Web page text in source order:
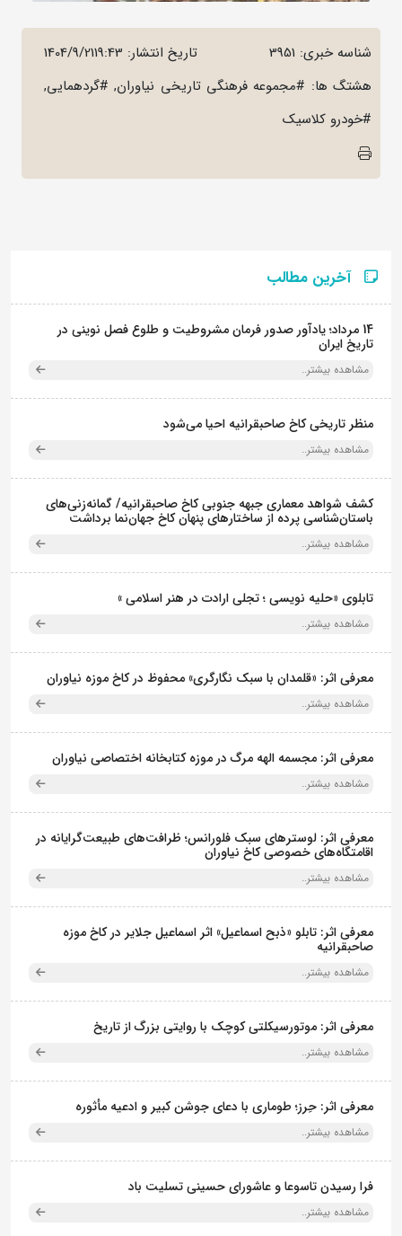
شناسه خبری: 3951 تاریخ انتشار: 1404/9/2119:43
هشتگ ها: #مجموعه فرهنگی تاریخی نیاوران, #گردهمایی,
#خودرو کلاسیک
آخرین مطالب
14 مرداد؛ یادآور صدور فرمان مشروطیت و طلوع فصل نوینی در
تاریخ ایران
مشاهده بیشتر..
منظر تاریخی کاخ صاحبقرانیه احیا می‌شود
مشاهده بیشتر..
کشف شواهد معماری جبهه جنوبی کاخ صاحبقرانیه/ گمانه‌زنی‌های
باستان‌شناسی پرده از ساختارهای پنهان کاخ جهان‌نما برداشت
مشاهده بیشتر..
تابلوی «حلیه نویسی ؛ تجلی ارادت در هنر اسلامی »
مشاهده بیشتر..
معرفی اثر: «قلمدان با سبک نگارگری» محفوظ در کاخ موزه نیاوران
مشاهده بیشتر..
معرفی اثر: مجسمه الهه مرگ در موزه کتابخانه اختصاصی نیاوران
مشاهده بیشتر..
معرفی اثر: لوسترهای سبک فلورانس؛ ظرافت‌های طبیعت‌گرایانه در
اقامتگاه‌های خصوصی کاخ نیاوران
مشاهده بیشتر..
معرفی اثر: تابلو «ذبح اسماعیل» اثر اسماعیل جلایر در کاخ موزه
صاحبقرانیه
مشاهده بیشتر..
معرفی اثر: موتورسیکلتی کوچک با روایتی بزرگ از تاریخ
مشاهده بیشتر..
معرفی اثر: حِرز؛ طوماری با دعای جوشن کبیر و ادعیه مأثوره
مشاهده بیشتر..
فرا رسیدن تاسوعا و عاشورای حسینی تسلیت باد
مشاهده بیشتر..